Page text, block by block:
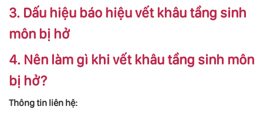
3. Dấu hiệu báo hiệu vết khâu tầng sinh
môn bị hở
4. Nên làm gì khi vết khâu tầng sinh môn
bị hở?
Thông tin liên hệ: